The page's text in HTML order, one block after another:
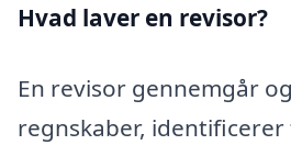
Hvad laver en revisor?
En revisor gennemgår
regnskaber,